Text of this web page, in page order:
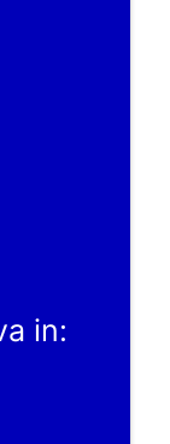
in: